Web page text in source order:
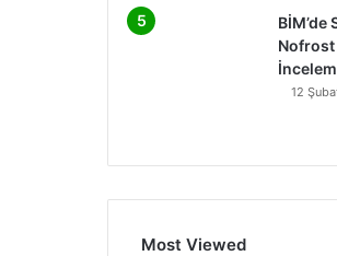
BİM’de
Nofrost
12
Most Viewed